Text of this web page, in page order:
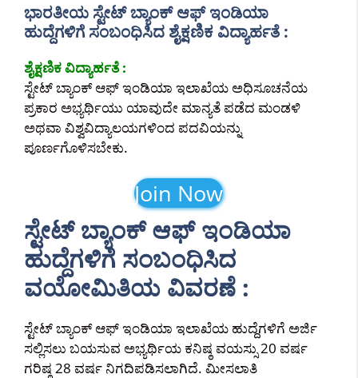
ಭಾರತೀಯ ಸ್ಟೇಟ್ ಬ್ಯಾಂಕ್ ಆಫ್ ಇಂಡಿಯಾ
ಹುದ್ದೆಗಳಿಗೆ ಸಂಬಂಧಿಸಿದ ಶೈಕ್ಷಣಿಕ ವಿದ್ಯಾರ್ಹತೆ :
ಶೈಕ್ಷಣಿಕ ವಿದ್ಯಾರ್ಹತೆ :
ಸ್ಟೇಟ್ ಬ್ಯಾಂಕ್ ಆಫ್ ಇಂಡಿಯಾ ಇಲಾಖೆಯ ಅಧಿಸೂಚನೆಯ
ಪ್ರಕಾರ ಅಭ್ಯರ್ಥಿಯು ಯಾವುದೇ ಮಾನ್ಯತೆ ಪಡೆದ ಮಂಡಳಿ
ಅಥವಾ ವಿಶ್ವವಿದ್ಯಾಲಯಗಳಿಂದ ಪದವಿಯನ್ನು
ಪೂರ್ಣಗೊಳಿಸಬೇಕು.
Join Now
ಸ್ಟೇಟ್ ಬ್ಯಾಂಕ್ ಆಫ್ ಇಂಡಿಯಾ
ಹುದ್ದೆಗಳಿಗೆ ಸಂಬಂಧಿಸಿದ
ವಯೋಮಿತಿಯ ವಿವರಣೆ :
ಸ್ಟೇಟ್ ಬ್ಯಾಂಕ್ ಆಫ್ ಇಂಡಿಯಾ ಇಲಾಖೆಯ ಹುದ್ದೆಗಳಿಗೆ ಅರ್ಜಿ
ಸಲ್ಲಿಸಲು ಬಯಸುವ ಅಭ್ಯರ್ಥಿಯ ಕನಿಷ್ಠ ವಯಸ್ಸು 20 ವರ್ಷ
ಗರಿಷ್ಠ 28 ವರ್ಷ ನಿಗದಿಪಡಿಸಲಾಗಿದೆ. ಮೀಸಲಾತಿ